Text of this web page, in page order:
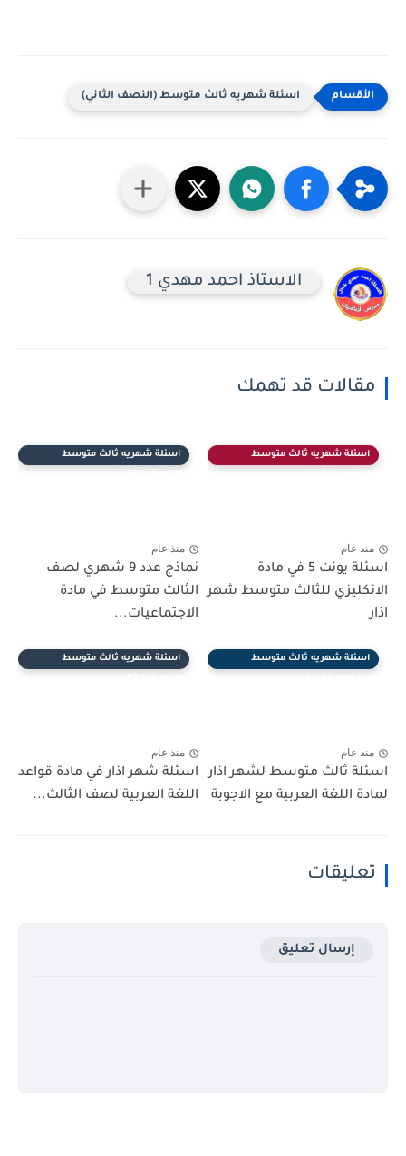
اسئلة شهريه ثالث متوسط (النصف الثاني)
الاستاذ احمد مهدي 1
مقالات قد تهمك
اسئلة شهريه ثالث متوسط
منذ عام
اسئلة يونت 5 في مادة
الانكليزي للثالث متوسط شهر
اذار
اسئلة شهريه ثالث متوسط
منذ عام
نماذج عدد 9 شهري لصف
الثالث متوسط في مادة
الاجتماعيات...
اسئلة شهريه ثالث متوسط
منذ عام
اسئلة ثالث متوسط لشهر اذار
لمادة اللغة العربية مع الاجوبة
اسئلة شهريه ثالث متوسط
منذ عام
اسئلة شهر اذار في مادة قواعد
اللغة العربية لصف الثالث...
تعليقات
إرسال تعليق